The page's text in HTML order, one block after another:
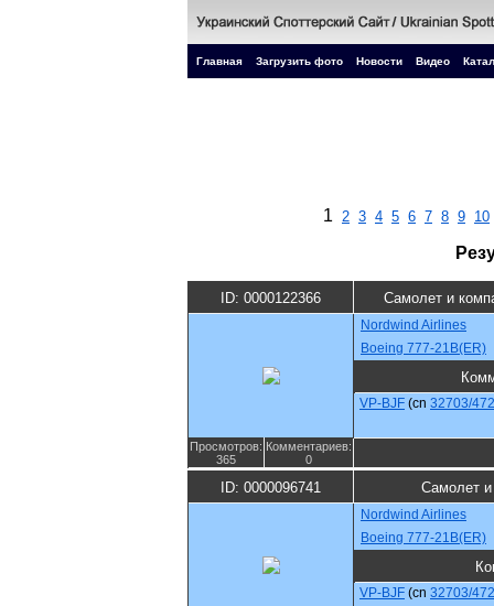
Главная Загрузить фото Новости Видео
1 2 3 4 5 6 7 8 9 10
ID: 0000122366 Самолет и
Nordwind Airlines
Boeing 777-21B(ER)
VP-BJF (cn 32703/472
Просмотров:
365
Комментариев:
0
ID: 0000096741 Самолет и
Nordwind Airlines
Boeing 777-21B(ER)
VP-BJF (cn 32703/472